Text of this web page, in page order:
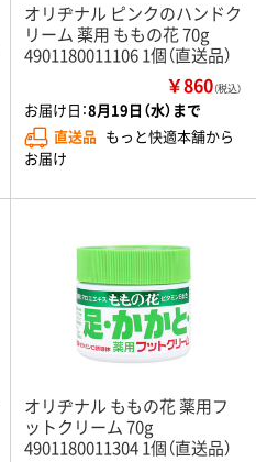
オリヂナル ピンクのハンドク
リーム 薬用 ももの花 70g
4901180011106 1個（直送品）
￥860（税込）
お届け日：8月19日（水）まで
直送品 もっと快適本舗から
お届け
オリヂナル ももの花 薬用フ
ットクリーム 70g
4901180011304 1個（直送品）